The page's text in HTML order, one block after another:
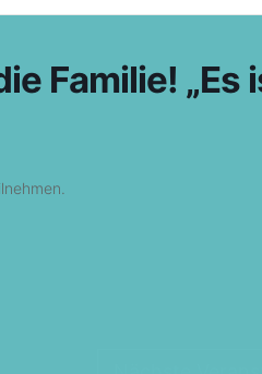
Familie! „Es